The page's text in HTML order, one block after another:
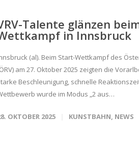
Talente glänzen
in Innsbruck
(al). Beim Start-Wettkampf des
am 27. Oktober 2025 zeigten die
Beschleunigung, schnelle
wurde im Modus „2 aus…
OKTOBER 2025 KUNSTBAHN, NEWS